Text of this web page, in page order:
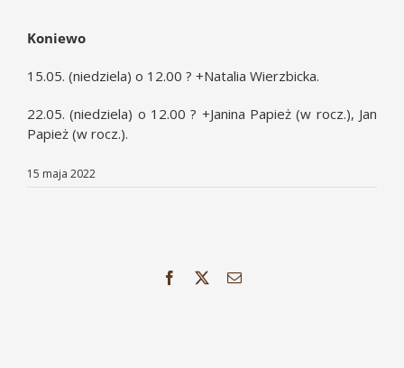
Koniewo
15.05. (niedziela) o 12.00 ? +Natalia Wierzbicka.
22.05. (niedziela) o 12.00 ? +Janina Papież (w rocz.), Jan
Papież (w rocz.).
15 maja 2022
Facebook Email